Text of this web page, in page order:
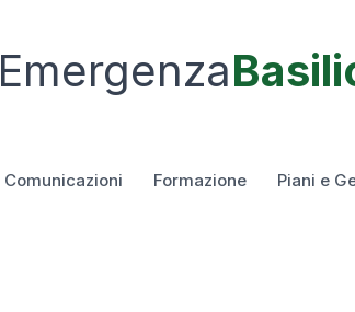
Emergenza
Comunicazioni Formazione Piani e